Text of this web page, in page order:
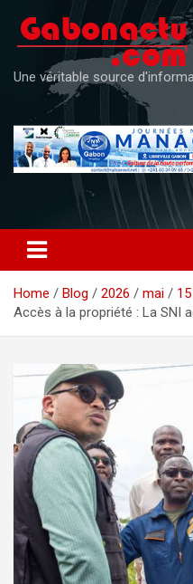
content
Une véritable source
Home Blog 2026 mai
15
Accès à la propriété : La SNI